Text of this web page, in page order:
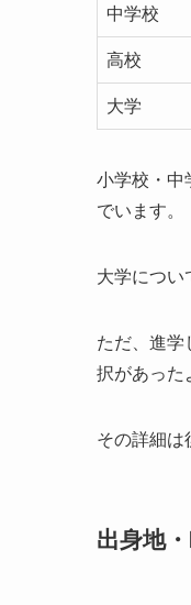
中学校
高校
大学
小学校・中
でいます。
大学につい
ただ、進学
択があった
その詳細は
出身地